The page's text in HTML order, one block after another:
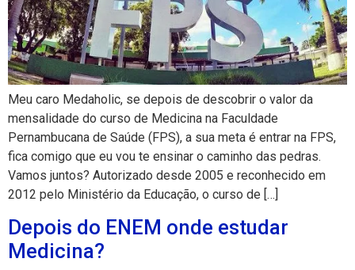
Meu caro Medaholic, se depois de descobrir o valor da
mensalidade do curso de Medicina na Faculdade
Pernambucana de Saúde (FPS), a sua meta é entrar na FPS,
fica comigo que eu vou te ensinar o caminho das pedras.
Vamos juntos? Autorizado desde 2005 e reconhecido em
2012 pelo Ministério da Educação, o curso de […]
Depois do ENEM onde estudar
Medicina?